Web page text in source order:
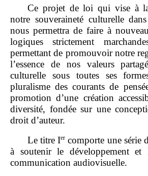
Ce projet de loi qui vise à
notre souveraineté culturelle
nous permettra de faire à
logiques strictement
permettant de promouvoir notre
l’essence de nos valeurs
culturelle sous toutes ses
pluralisme des courants de
promotion d’une création
diversité, fondée sur une
droit d’auteur.
Le titre Ier comporte une série
à soutenir le développement
communication audiovisuelle.